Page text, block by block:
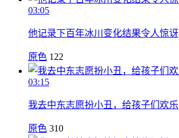
03:05
他记录下百年冰川变化结果令人惊讶
原色 122
03:15
我去中东志愿扮小丑，给孩子们欢乐
原色 310